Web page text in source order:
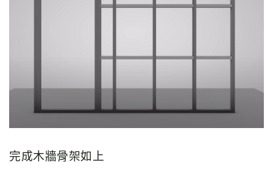
完成木牆骨架如上